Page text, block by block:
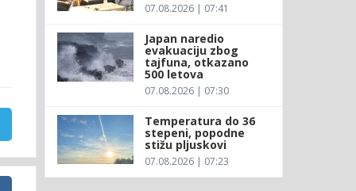
07.08.2026 | 07:41
Japan naredio
evakuaciju zbog
tajfuna, otkazano
500 letova
07.08.2026 | 07:30
Temperatura do 36
stepeni, popodne
stižu pljuskovi
07.08.2026 | 07:23